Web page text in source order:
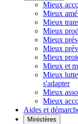
Mieux
Mieux
Mieux
Mieux
Mieux
Mieux
Mieux
Mieux et
Mieux
s'adapter
Mieux
Mieux
Aides et
Ministères